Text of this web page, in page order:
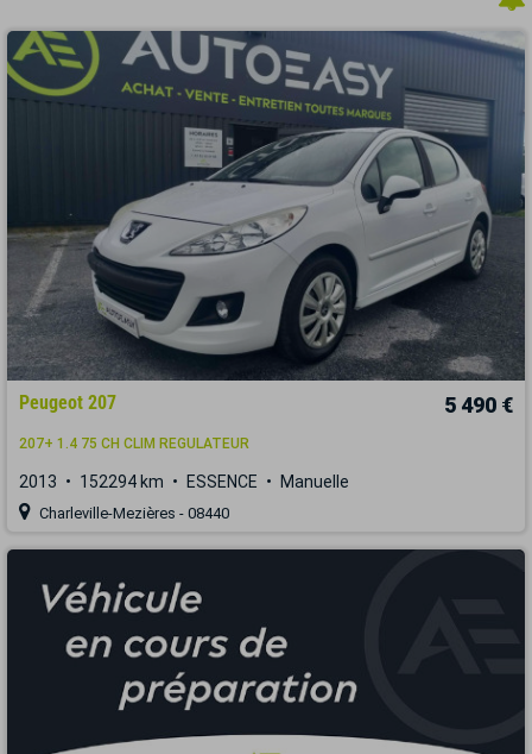
Peugeot 207 5 490 €
207+ 1.4 75 CH CLIM REGULATEUR
2013 152294 km ESSENCE Manuelle
Charleville-Mezières - 08440